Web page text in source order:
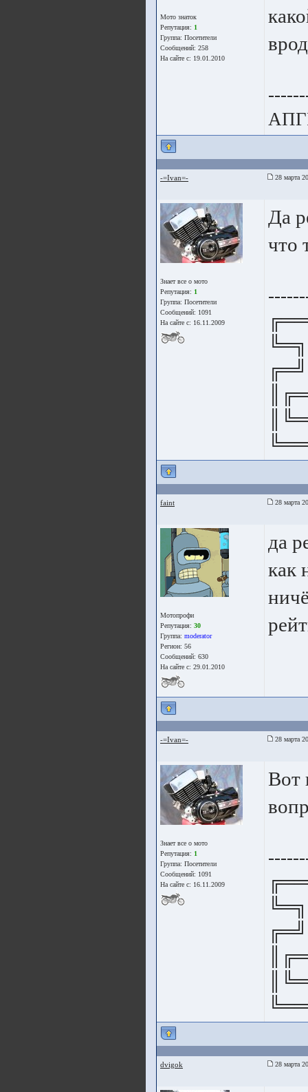
Мото знаток
Репутация: 1
Группа: Посетители
Сообщений: 258
На сайте с: 19.01.2010
-=Ivan=- 28 марта
Знает все о мото
Репутация: 1
Группа: Посетители
Сообщений: 1091
На сайте с: 16.11.2009
Да
что
faint 28 марта
Мотопрофи
Репутация: 30
Группа: moderator
Регион: 56
Сообщений: 630
На сайте с: 29.01.2010
да
как
-=Ivan=- 28 марта
Знает все о мото
Репутация: 1
Группа: Посетители
Сообщений: 1091
На сайте с: 16.11.2009
Вот
dvigok 28 марта